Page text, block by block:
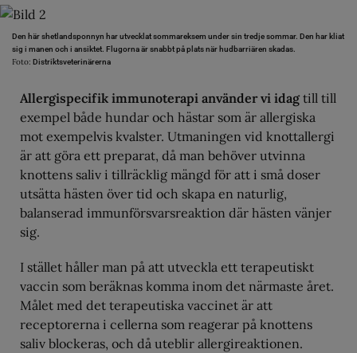
Den här shetlandsponnyn har utvecklat sommareksem under sin tredje sommar. Den har kliat
sig i manen och i ansiktet. Flugorna är snabbt på plats när hudbarriären skadas.
Foto: Distriktsveterinärerna
Allergispecifik immunoterapi använder vi idagtill till
exempel både hundar och hästar som är allergiska
mot exempelvis kvalster. Utmaningen vid knottallergi
är att göra ett preparat, då man behöver utvinna
knottens saliv i tillräcklig mängd för att i små doser
utsätta hästen över tid och skapa en naturlig,
balanserad immunförsvarsreaktion där hästen vänjer
sig.
I stället håller man på att utveckla ett terapeutiskt
vaccin som beräknas komma inom det närmaste året.
Målet med det terapeutiska vaccinet är att
receptorerna i cellerna som reagerar på knottens
saliv blockeras, och då uteblir allergireaktionen.